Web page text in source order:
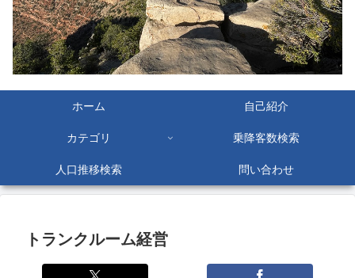
ホーム 自己紹介
カテゴリ 乗降客数検索
人口推移検索 問い合わせ
トランクルーム経営